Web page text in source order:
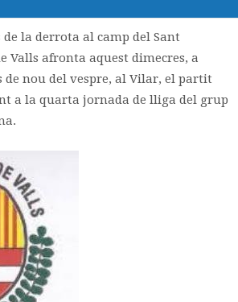
de la derrota al camp del Sant
Valls afronta aquest dimecres, a
de nou del vespre, al Vilar, el partit
a la quarta jornada de lliga del grup